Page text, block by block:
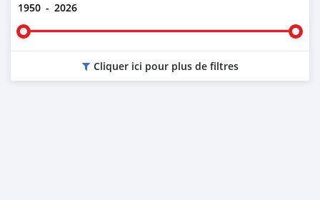
1950 - 2026
Cliquer ici pour plus de filtres